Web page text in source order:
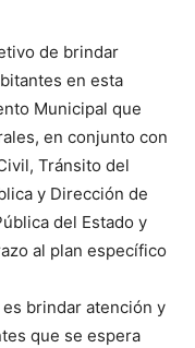
de brindar
en esta
Municipal que
en conjunto con
Tránsito del
y Dirección de
del Estado y
al plan específico
brindar atención y
que se espera